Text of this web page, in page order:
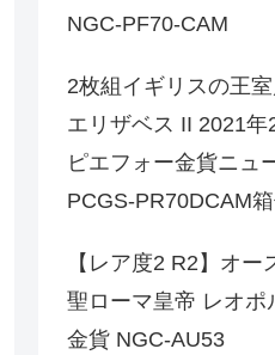
NGC-PF70-CAM
2枚組イギリスの王
エリザベス II 2021
ピエフォー金貨ニュ
PCGS-PR70DCAM箱
【レア度2 R2】オ
聖ローマ皇帝 レオポ
金貨 NGC-AU53